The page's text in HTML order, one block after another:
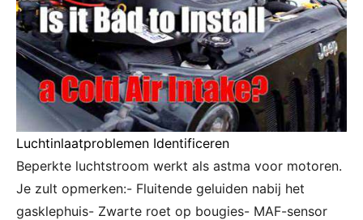
Luchtinlaatproblemen Identificeren
Beperkte luchtstroom werkt als astma voor motoren.
Je zult opmerken:- Fluitende geluiden nabij het
gasklephuis- Zwarte roet op bougies- MAF-sensor